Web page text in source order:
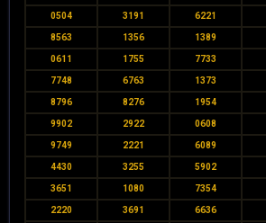
0504 3191 6221
8563 1356 1389
0611 1755 7733
7748 6763 1373
8796 8276 1954
9902 2922 0608
9749 2221 6089
4430 3255 5902
3651 1080 7354
2220 3691 6636